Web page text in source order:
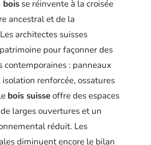
bois se réinvente à la croisée
ancestral et de la
architectes suisses
pour façonner des
contemporaines : panneaux
renforcée, ossatures
bois suisseoffre des espaces
larges ouvertures et un
réduit. Les
diminuent encore le bilan